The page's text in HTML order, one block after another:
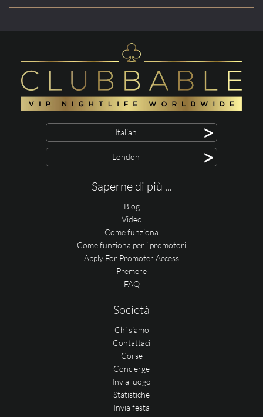
Italian >
London >
Saperne di più ...
Blog
Video
Come funziona
Come funziona per i promotori
Apply For Promoter Access
Premere
FAQ
Società
Chi siamo
Contattaci
Corse
Concierge
Invia luogo
Statistiche
Invia festa